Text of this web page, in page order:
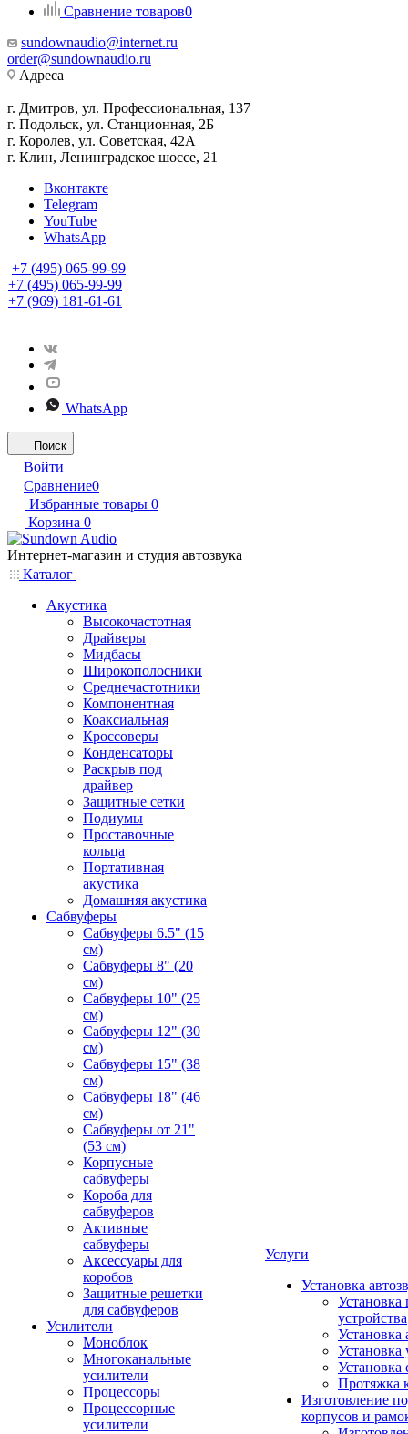
Сравнение товаров0
sundownaudio@internet.ru
order@sundownaudio.ru
Адреса
г. Дмитров, ул. Профессиональная, 137
г. Подольск, ул. Станционная, 2Б
г. Королев, ул. Советская, 42А
г. Клин, Ленинградское шоссе, 21
Вконтакте
Telegram
YouTube
WhatsApp
+7 (495) 065-99-99
+7 (495) 065-99-99
+7 (969) 181-61-61
WhatsApp
Поиск
Войти
Сравнение0
Избранные товары 0
Корзина 0
Интернет-магазин и студия автозвука
Каталог
Акустика
Высокочастотная
Драйверы
Мидбасы
Широкополосники
Среднечастотники
Компонентная
Коаксиальная
Кроссоверы
Конденсаторы
Раскрыв под
драйвер
Защитные сетки
Подиумы
Проставочные
кольца
Портативная
акустика
Домашняя акустика
Сабвуферы
Сабвуферы 6.5" (15
см)
Сабвуферы 8" (20
см)
Сабвуферы 10" (25
см)
Сабвуферы 12" (30
см)
Сабвуферы 15" (38
см)
Сабвуферы 18" (46
см)
Сабвуферы от 21"
(53 см)
Корпусные
сабвуферы
Короба для
сабвуферов
Активные
сабвуферы
Аксессуары для
коробов
Защитные решетки
для сабвуферов
Усилители
Моноблок
Многоканальные
усилители
Процессоры
Процессорные
усилители
Услуги
Установка
Установка
устройства
Установка
Установка
Установка
Протяжка
Изготовление
корпусов и